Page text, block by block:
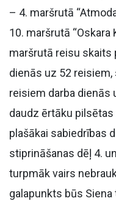
– 4. maršrutā
10. maršrutā “Oskara
maršrutā reisu skaits
dienās uz 52
reisiem darba dienās
daudz ērtāku
plašākai sabiedrības
stiprināšanas dēļ 4.
turpmāk vairs
galapunkts būs